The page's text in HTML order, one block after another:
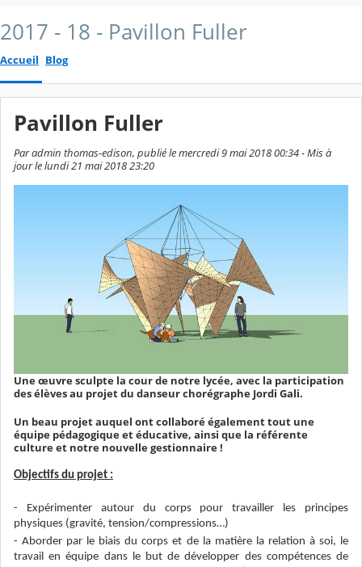
2017 - 18 - Pavillon Fuller
Accueil Blog
Pavillon Fuller
Par admin thomas-edison, publié le mercredi 9 mai 2018 00:34 - Mis à
jour le lundi 21 mai 2018 23:20
Une œuvre sculpte la cour de notre lycée, avec la participation
des élèves au projet du danseur chorégraphe Jordi Gali.
Un beau projet auquel ont collaboré également tout une
équipe pédagogique et éducative, ainsi que la référente
culture et notre nouvelle gestionnaire !
Objectifs du projet :
- Expérimenter autour du corps pour travailler les principes
physiques (gravité, tension/compressions…)
- Aborder par le biais du corps et de la matière la relation à soi, le
travail en équipe dans le but de développer des compétences de